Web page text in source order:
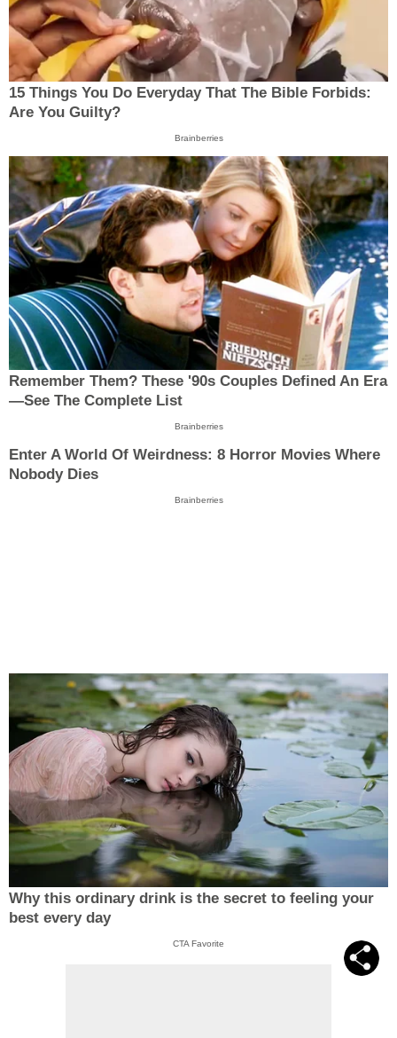
15 Things You Do Everyday That The Bible Forbids:
Are You Guilty?
Brainberries
Remember Them? These '90s Couples Defined An Era
—See The Complete List
Brainberries
Enter A World Of Weirdness: 8 Horror Movies Where
Nobody Dies
Brainberries
Why this ordinary drink is the secret to feeling your
best every day
CTA Favorite